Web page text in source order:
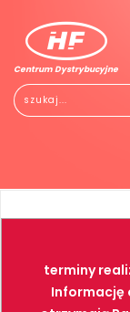
Centrum Dystrybucyjne
NARZĘDZIA
FARBY
terminy
Informację